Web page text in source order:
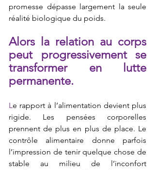
promesse dépasse largement la seule
réalité biologique du poids.
Alors la relation au corps
peut progressivement se
transformer en lutte
permanente.
Le rapport à l’alimentation devient plus
rigide. Les pensées corporelles
prennent de plus en plus de place. Le
contrôle alimentaire donne parfois
l’impression de tenir quelque chose de
stable au milieu de l’inconfort